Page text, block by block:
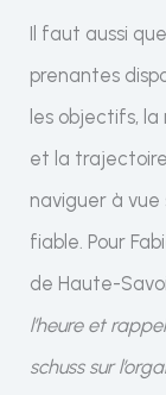
Il faut aussi
prenantes
les objectifs,
et la trajectoire
naviguer à
fiable. Pour
de Haute-
l’heure et
schuss sur